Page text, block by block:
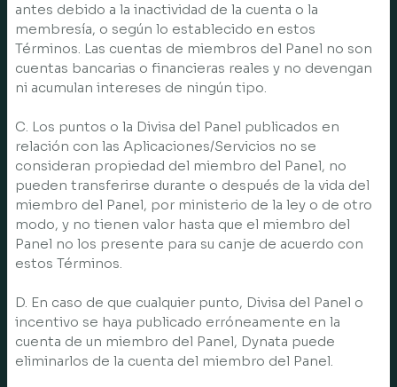
antes debido a la inactividad de la cuenta o la
membresía, o según lo establecido en estos
Términos. Las cuentas de miembros del Panel no son
cuentas bancarias o financieras reales y no devengan
ni acumulan intereses de ningún tipo.
C. Los puntos o la Divisa del Panel publicados en
relación con las Aplicaciones/Servicios no se
consideran propiedad del miembro del Panel, no
pueden transferirse durante o después de la vida del
miembro del Panel, por ministerio de la ley o de otro
modo, y no tienen valor hasta que el miembro del
Panel no los presente para su canje de acuerdo con
estos Términos.
D. En caso de que cualquier punto, Divisa del Panel o
incentivo se haya publicado erróneamente en la
cuenta de un miembro del Panel, Dynata puede
eliminarlos de la cuenta del miembro del Panel.